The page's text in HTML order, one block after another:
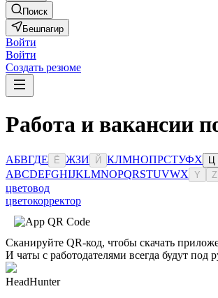
Поиск
Бешпагир
Войти
Войти
Создать резюме
Работа и вакансии
АБВГДЕ Ё ЖЗИ Й КЛМНОПРСТУФХ
ABCDEFGHIJKLMNOPQRSTUVWX Y Z
цветовод
цветокорректор
Сканируйте QR-код, чтобы скачать
И чаты с работодателями всегда будут под
HeadHunter